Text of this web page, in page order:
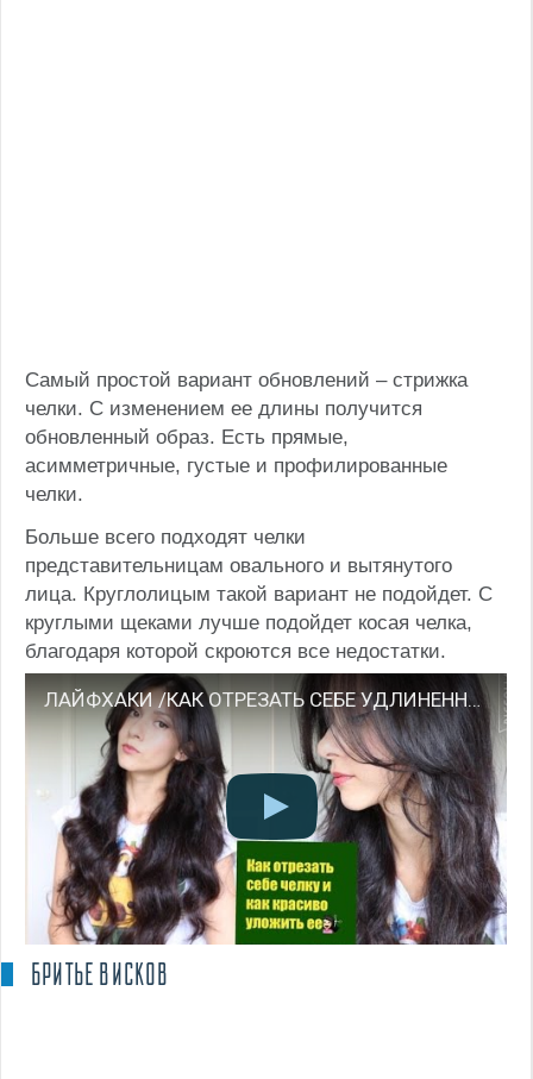
Самый простой вариант обновлений – стрижка
челки. С изменением ее длины получится
обновленный образ. Есть прямые,
асимметричные, густые и профилированные
челки.
Больше всего подходят челки
представительницам овального и вытянутого
лица. Круглолицым такой вариант не подойдет. С
круглыми щеками лучше подойдет косая челка,
благодаря которой скроются все недостатки.
ЛАЙФХАКИ /КАК ОТРЕЗАТЬ СЕБЕ УДЛИНЕННУЮ ЧЕЛКУ И КАК ЕЕ ПРАВИЛЬНО УКЛАДЫВАТЬ
БРИТЬЕ ВИСКОВ